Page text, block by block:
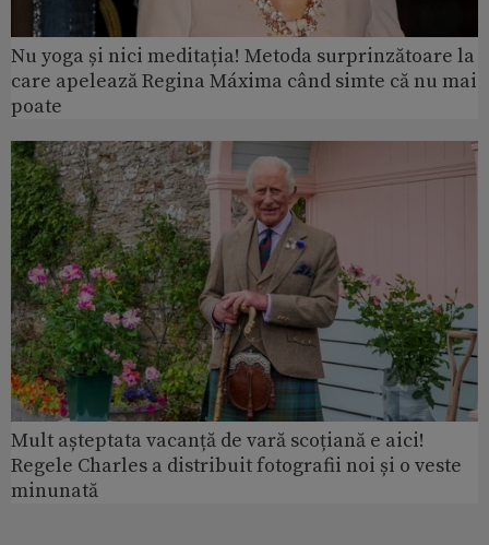
Nu yoga și nici meditația! Metoda surprinzătoare la
care apelează Regina Máxima când simte că nu mai
poate
Mult așteptata vacanță de vară scoțiană e aici!
Regele Charles a distribuit fotografii noi și o veste
minunată